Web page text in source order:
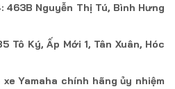
463B Nguyễn Thị Tú, Bình Hưng
Tô Ký, Ấp Mới 1, Tân Xuân, Hóc
Yamaha chính hãng ủy nhiệm